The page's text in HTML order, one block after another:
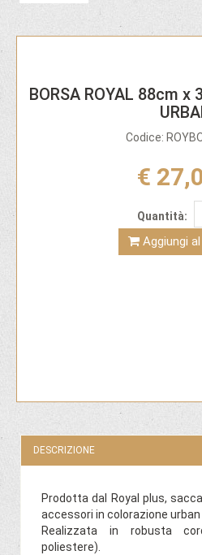
BORSA ROYAL 88cm x
Codice:
€
Quantità:
Aggiungi
DESCRIZIONE
Prodotta dal Royal plus,
accessori in colorazione urban
Realizzata in robusta
poliestere).